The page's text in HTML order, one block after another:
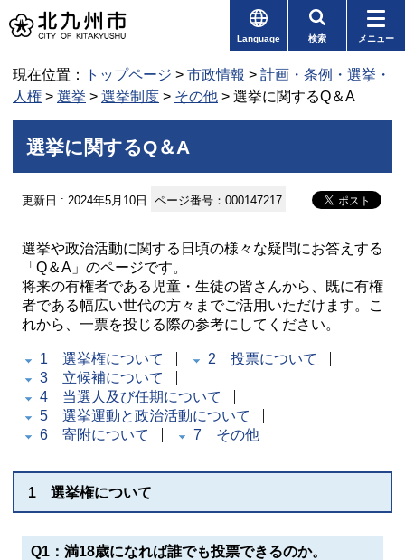
Language 検索 メニュー
現在位置： トップページ > 市政情報 > 計画・条例・選挙・
人権 > 選挙 > 選挙制度 > その他 > 選挙に関するQ＆A
選挙に関するQ＆A
更新日 : 2024年5月10日 ページ番号：000147217
選挙や政治活動に関する日頃の様々な疑問にお答えする
「Q＆A」のページです。
将来の有権者である児童・生徒の皆さんから、既に有権
者である幅広い世代の方々までご活用いただけます。こ
れから、一票を投じる際の参考にしてください。
1 選挙権について
2 投票について
3 立候補について
4 当選人及び任期について
5 選挙運動と政治活動について
6 寄附について
7 その他
1 選挙権について
Q1：満18歳になれば誰でも投票できるのか。